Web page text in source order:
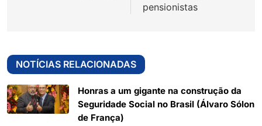
pensionistas
NOTÍCIAS RELACIONADAS
Honras a um gigante na construção da
Seguridade Social no Brasil (Álvaro Sólon
de França)